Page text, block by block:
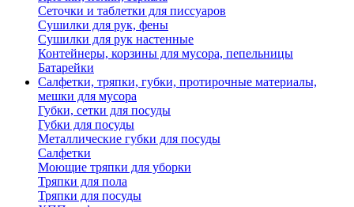
Сеточки и таблетки для писсуаров
Сушилки для рук, фены
Сушилки для рук настенные
Контейнеры, корзины для мусора, пепельницы
Батарейки
Салфетки, тряпки, губки, протирочные материалы,
мешки для мусора
Губки, сетки для посуды
Губки для посуды
Металлические губки для посуды
Салфетки
Моющие тряпки для уборки
Тряпки для пола
Тряпки для посуды